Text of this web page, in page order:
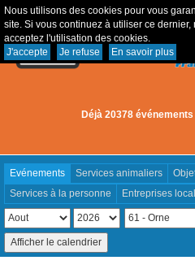
Nous utilisons des cookies pour vous
site. Si vous continuez à utiliser ce
acceptez l'utilisation des cookies.
J'accepte
Je refuse En savoir plus
Déjà 20378
Evénements Services animaliers
Services à la personne
Entreprises